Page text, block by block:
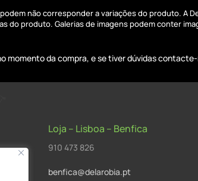
não corresponder a variações do produto. A
do produto. Galerias de imagens podem conter
momento da compra, e se tiver dúvidas
Loja – Lisboa – Benfica
910 473 826
benfica@delarobia.pt